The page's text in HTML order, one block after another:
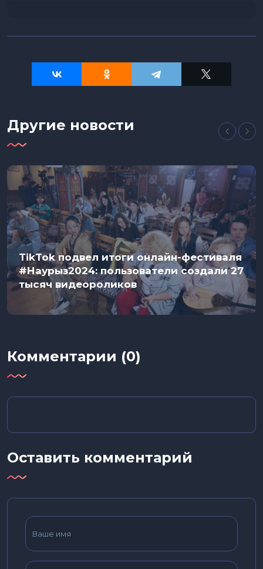
Другие новости
TikTok подвел итоги онлайн-фестиваля
#Наурыз2024: пользователи создали 27
тысяч видеороликов
Комментарии (0)
Оставить комментарий